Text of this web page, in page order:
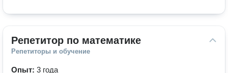
Репетитор по математике
Репетиторы и обучение
Опыт: 3 года